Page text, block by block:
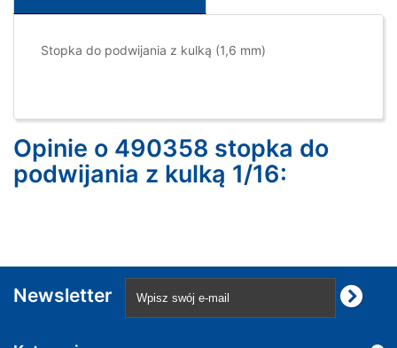
Stopka do podwijania z kulką (1,6 mm)
Opinie o 490358 stopka do
podwijania z kulką 1/16:
Newsletter